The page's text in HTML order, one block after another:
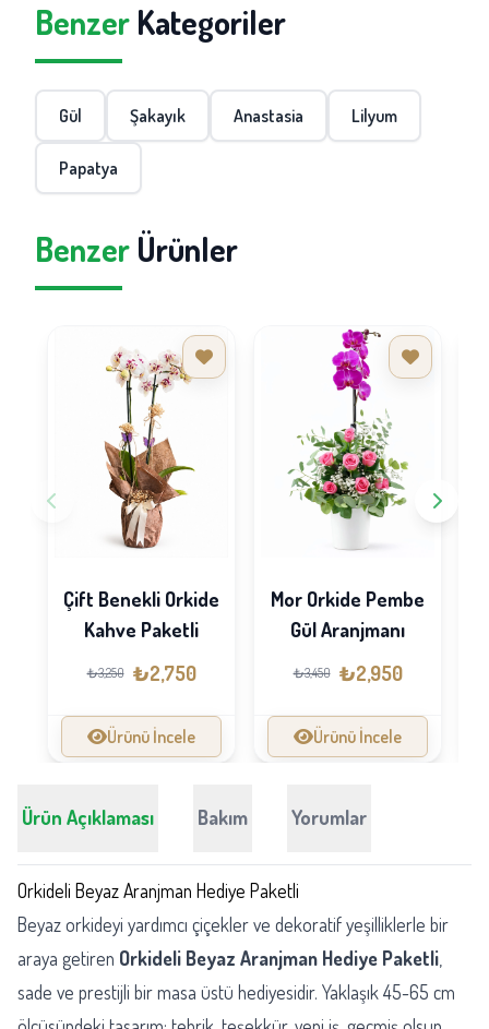
Benzer Kategoriler
Gül Şakayık Anastasia Lilyum
Papatya
Benzer Ürünler
Çift Benekli Orkide
Kahve Paketli
₺3,250 ₺2,750
Ürünü İncele
Mor Orkide Pembe
Gül Aranjmanı
₺3,450 ₺2,950
Ürünü İncele
Ürün Açıklaması Bakım Yorumlar
Orkideli Beyaz Aranjman Hediye Paketli
Beyaz orkideyi yardımcı çiçekler ve dekoratif yeşilliklerle bir
araya getiren Orkideli Beyaz Aranjman Hediye Paketli
sade ve prestijli bir masa üstü hediyesidir. Yaklaşık 45-65 cm